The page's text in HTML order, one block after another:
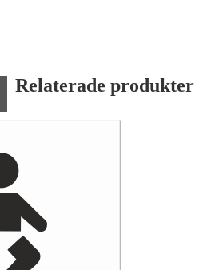
Relaterade produkter